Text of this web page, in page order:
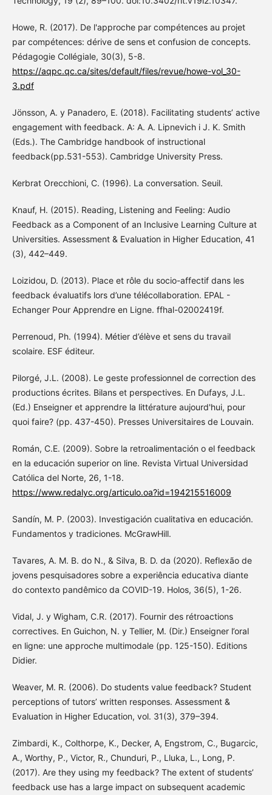
Howe, R. (2017). De l'approche par compétences au projet
par compétences: dérive de sens et confusion de concepts.
Pédagogie Collégiale, 30(3), 5-8.
https://aqpc.qc.ca/sites/default/files/revue/howe-vol_30-
3.pdf
Jönsson, A. y Panadero, E. (2018). Facilitating students’ active
engagement with feedback. A: A. A. Lipnevich i J. K. Smith
(Eds.). The Cambridge handbook of instructional
feedback(pp.531-553). Cambridge University Press.
Kerbrat Orecchioni, C. (1996). La conversation. Seuil.
Knauf, H. (2015). Reading, Listening and Feeling: Audio
Feedback as a Component of an Inclusive Learning Culture at
Universities. Assessment & Evaluation in Higher Education, 41
(3), 442–449.
Loizidou, D. (2013). Place et rôle du socio-affectif dans les
feedback évaluatifs lors d’une télécollaboration. EPAL -
Echanger Pour Apprendre en Ligne. ffhal-02002419f.
Perrenoud, Ph. (1994). Métier d’élève et sens du travail
scolaire. ESF éditeur.
Pilorgé, J.L. (2008). Le geste professionnel de correction des
productions écrites. Bilans et perspectives. En Dufays, J.L.
(Ed.) Enseigner et apprendre la littérature aujourd'hui, pour
quoi faire? (pp. 437-450). Presses Universitaires de Louvain.
Román, C.E. (2009). Sobre la retroalimentación o el feedback
en la educación superior on line. Revista Virtual Universidad
Católica del Norte, 26, 1-18.
https://www.redalyc.org/articulo.oa?id=194215516009
Sandín, M. P. (2003). Investigación cualitativa en educación.
Fundamentos y tradiciones. McGrawHill.
Tavares, A. M. B. do N., & Silva, B. D. da (2020). Reflexão de
jovens pesquisadores sobre a experiência educativa diante
do contexto pandêmico da COVID-19. Holos, 36(5), 1-26.
Vidal, J. y Wigham, C.R. (2017). Fournir des rétroactions
correctives. En Guichon, N. y Tellier, M. (Dir.) Enseigner l’oral
en ligne: une approche multimodale (pp. 125-150). Editions
Didier.
Weaver, M. R. (2006). Do students value feedback? Student
perceptions of tutors’ written responses. Assessment &
Evaluation in Higher Education, vol. 31(3), 379–394.
Zimbardi, K., Colthorpe, K., Decker, A, Engstrom, C., Bugarcic,
A., Worthy, P., Victor, R., Chunduri, P., Lluka, L., Long, P.
(2017). Are they using my feedback? The extent of students’
feedback use has a large impact on subsequent academic